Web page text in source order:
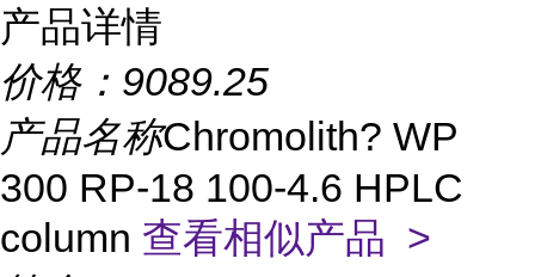
产品详情
价格： 9089.25
产品名称Chromolith? WP
300 RP-18 100-4.6 HPLC
column 查看相似产品 >